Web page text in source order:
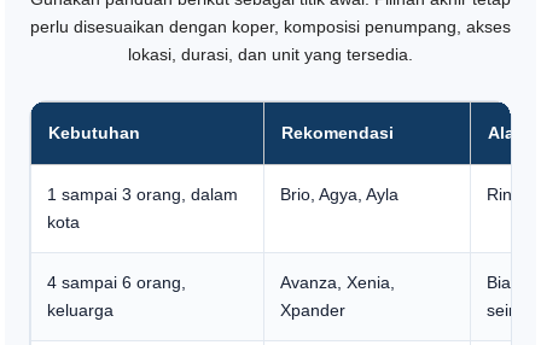
perlu disesuaikan dengan koper, komposisi penumpang, akses
lokasi, durasi, dan unit yang tersedia.
Kebutuhan Rekomendasi
1 sampai 3 orang, dalam
kota
Brio, Agya, Ayla
4 sampai 6 orang,
keluarga
Avanza, Xenia,
Xpander
Biaya